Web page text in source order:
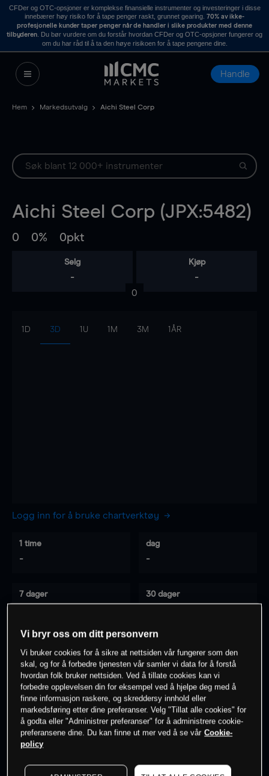
CFDer og OTC-opsjoner er komplekse finansielle instrumenter og investeringer i disse
innebærer høy risiko for å tape penger raskt, grunnet gearing. 70% av ikke-
profesjonelle kunder taper penger når de handler i slike produkter med denne
tilbyderen . Du bør vurdere om du forstår hvordan CFDer og OTC-opsjoner fungerer og
om du har råd til å ta den høye risikoen for å tape pengene dine.
Handle
Hem Markedsutvalg Aichi Steel Corp
Aichi Steel Corp (JPX:5482)
0 0% 0pkt
Selg
-
Kjøp
-
0
1D 3D 1U 1M 3M 1ÅR
Logg inn for å bruke chartverktøy
1 time
-
dag
-
7 dager 30 dager
0% av kunder erpå dette instrumentet
Søk om konto
Vi bryr oss om ditt personvern
Vi bruker cookies for å sikre at nettsiden vår fungerer som den
skal, og for å forbedre tjenesten vår samler vi data for å forstå
hvordan folk bruker nettsiden. Ved å tillate cookies kan vi
forbedre opplevelsen din for eksempel ved å hjelpe deg med å
finne informasjon raskere, og skreddersy innhold eller
markedsføring etter dine preferanser. Velg "Tillat alle cookies" for
å godta eller "Administrer preferanser" for å administrere cookie-
preferansene dine. Du kan finne ut mer ved å se vår Cookie-
policy